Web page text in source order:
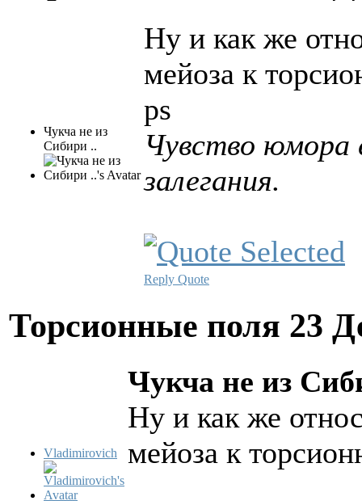
Чукча не из
Сибири ..
Ну и как же
мейоза к
ps
Чувство юмора
залегания.
Reply Quote
Торсионные поля 23
Vladimirovich
Чукча не из
Ну и как же
мейоза к